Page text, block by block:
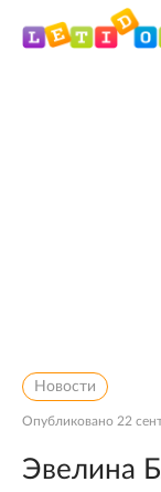
Новости
Опубликовано 22
Эвелина